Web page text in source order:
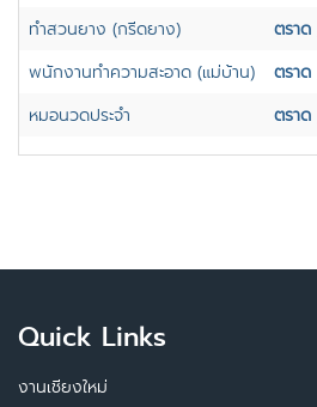
ทำสวนยาง (กรีดยาง)
ตราด
พนักงานทำความสะอาด (แม่บ้าน)
ตราด
หมอนวดประจำ
ตราด
Quick Links
งานเชียงใหม่